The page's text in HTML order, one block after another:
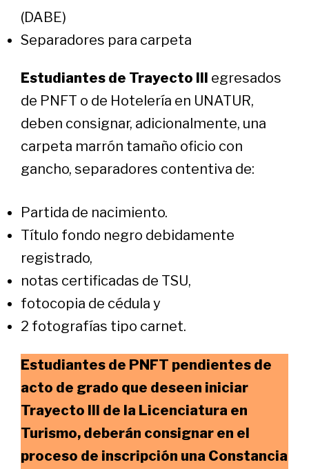
(DABE)
Separadores para carpeta
Estudiantes de Trayecto III egresados
de PNFT o de Hotelería en UNATUR,
deben consignar, adicionalmente, una
carpeta marrón tamaño oficio con
gancho, separadores contentiva de:
Partida de nacimiento.
Título fondo negro debidamente
registrado,
notas certificadas de TSU,
fotocopia de cédula y
2 fotografías tipo carnet.
Estudiantes de PNFT pendientes de
acto de grado que deseen iniciar
Trayecto III de la Licenciatura en
Turismo, deberán consignar en el
proceso de inscripción una Constancia